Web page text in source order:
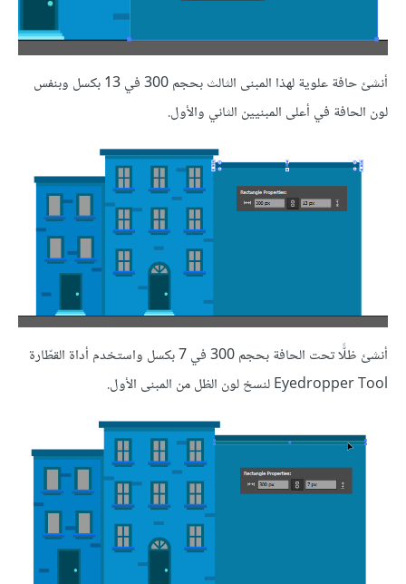
أنشئ حافة علوية لهذا المبنى الثالث بحجم 300 في 13 بكسل وبنفس
لون الحافة في أعلى المبنيين الثاني والأول.
أنشئ ظلًّا تحت الحافة بحجم 300 في 7 بكسل واستخدم أداة القطّارة
Eyedropper Tool لنسخ لون الظل من المبنى الأول.